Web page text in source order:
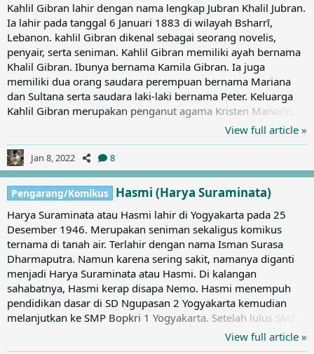
Kahlil Gibran lahir dengan nama lengkap Jubran Khalil Jubran.
Ia lahir pada tanggal 6 Januari 1883 di wilayah Bsharrī,
Lebanon. kahlil Gibran dikenal sebagai seorang novelis,
penyair, serta seniman. Kahlil Gibran memiliki ayah bernama
Khalil Gibran. Ibunya bernama Kamila Gibran. Ia juga
memiliki dua orang saudara perempuan bernama Mariana
dan Sultana serta saudara laki-laki bernama Peter. Keluarga
Kahlil Gibran merupakan penganut agama Kristen Manonit,
sebuah sekte agama kristen yang berada di Lebanon. Pindah
dasarnya di Beirut, Lebanon. Setelah itu, ia bersama dengan
orang tuanya serta adik perempuannya kemudian pindah ke
Boston, Amerika Serikat pada tahun 1895. Namun beberapa...
View full article »
Jan 8, 2022 8
Pengarang/Komikus Hasmi (Harya Suraminata)
Harya Suraminata atau Hasmi lahir di Yogyakarta pada 25
Desember 1946. Merupakan seniman sekaligus komikus
ternama di tanah air. Terlahir dengan nama Isman Surasa
Dharmaputra. Namun karena sering sakit, namanya diganti
menjadi Harya Suraminata atau Hasmi. Di kalangan
sahabatnya, Hasmi kerap disapa Nemo. Hasmi menempuh
pendidikan dasar di SD Ngupasan 2 Yogyakarta kemudian
melanjutkan ke SMP Bopkri 1 Yogyakarta. Setelah lulus SMP,
Hasmi melanjutkan sekolah di SMA Bopkri 1 Yogyakarta dan
View full article »